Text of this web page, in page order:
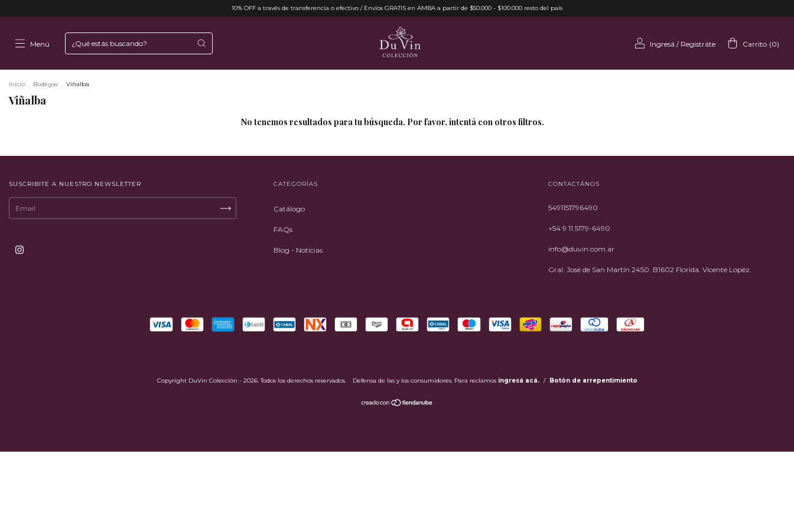
10% OFF a través de transferencia o efectivo / Envíos GRATIS en AMBA a partir de $50.000 - $100.000 resto del país
Menú Ingresá / Registráte Carrito (0)
Inicio . Bodegas . Viñalba
Viñalba
No tenemos resultados para tu búsqueda. Por favor, intentá con otros filtros.
SUSCRIBITE A NUESTRO NEWSLETTER CATEGORÍAS
Catálogo
FAQs
Blog - Noticias
CONTACTÁNOS
5491151796490
+54 9 11 5179-6490
info@duvin.com.ar
Gral. José de San Martín 2450. B1602 Florida. Vicente Lopéz.
Copyright DuVin Colección - 2026. Todos los derechos reservados. Defensa de las y los consumidores. Para reclamos ingresá acá. / Botón de arrepentimiento